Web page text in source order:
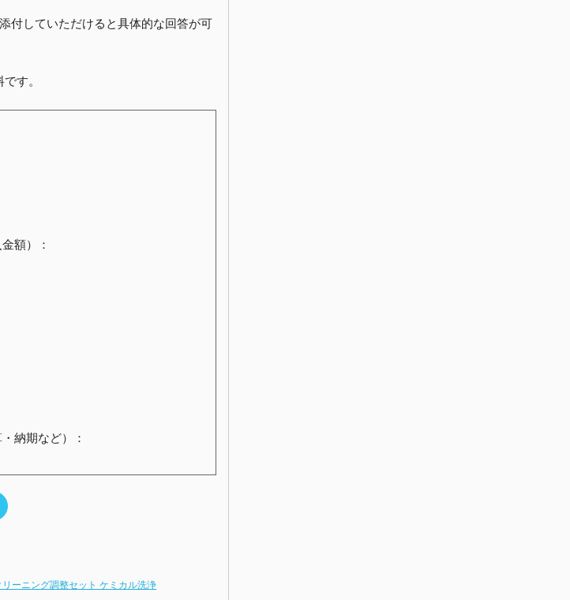
付していただけると具体的な回答が可
す。
額）：
納期など）：
ーニング調整セット ケミカル洗浄